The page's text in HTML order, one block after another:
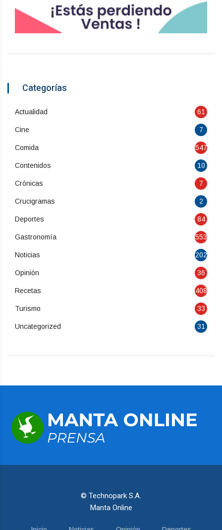
Categorías
Actualidad 61
Cine 7
Comida 547
Contenidos 10
Crónicas 7
Crucigramas 2
Deportes 84
Gastronomía 553
Noticias 202
Opinión 36
Recetas 408
Turismo 33
Uncategorized 31
© Technopark S.A.
Manta Online